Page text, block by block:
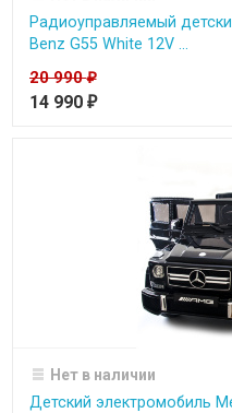
Радиоуправляемый
Benz G55 White 12V ...
20 990₽
14 990 ₽
Нет в наличии
Детский электромобиль